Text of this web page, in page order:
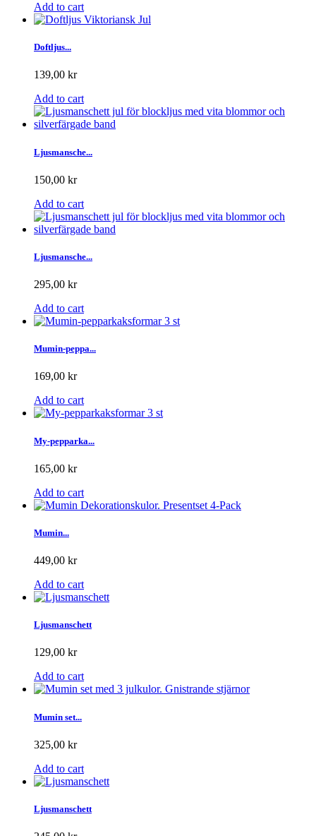
Add to cart
Doftljus...
139,00 kr
Add to cart
Ljusmansche...
150,00 kr
Add to cart
Ljusmansche...
295,00 kr
Add to cart
Mumin-peppa...
169,00 kr
Add to cart
My-pepparka...
165,00 kr
Add to cart
Mumin...
449,00 kr
Add to cart
Ljusmanschett
129,00 kr
Add to cart
Mumin set...
325,00 kr
Add to cart
Ljusmanschett